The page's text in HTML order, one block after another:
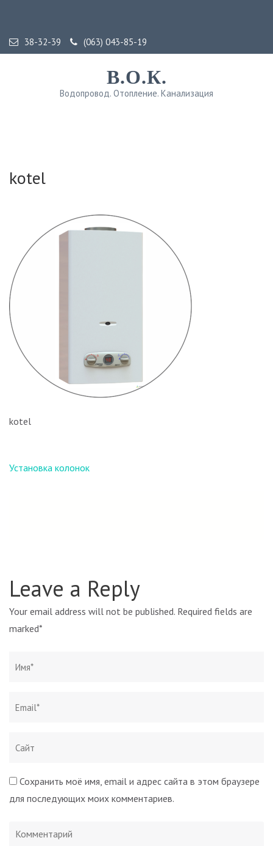
38-32-39 (063) 043-85-19
В.О.К.
Водопровод. Отопление. Канализация
kotel
kotel
Навигация
Установка колонок
Leave a Reply
Your email address will not be published. Required fields are
marked*
Сохранить моё имя, email и адрес сайта в этом браузере
для последующих моих комментариев.